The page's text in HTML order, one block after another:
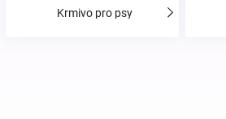
Krmivo pro psy